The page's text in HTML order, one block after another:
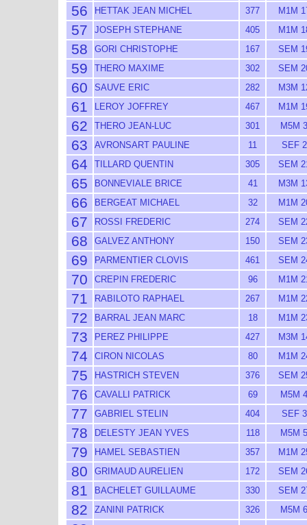
56 HETTAK JEAN MICHEL 377 M1M
57 JOSEPH STEPHANE 405 M1M
58 GORI CHRISTOPHE 167 SEM
59 THERO MAXIME 302 SEM
60 SAUVE ERIC 282 M3M
61 LEROY JOFFREY 467 M1M
62 THERO JEAN-LUC 301 M5M 3
63 AVRONSART PAULINE 11 SEF 2
64 TILLARD QUENTIN 305 SEM
65 BONNEVIALE BRICE 41 M3M
66 BERGEAT MICHAEL 32 M1M
67 ROSSI FREDERIC 274 SEM
68 GALVEZ ANTHONY 150 SEM
69 PARMENTIER CLOVIS 461 SEM
70 CREPIN FREDERIC 96 M1M
71 RABILOTO RAPHAEL 267 M1M
72 BARRAL JEAN MARC 18 M1M
73 PEREZ PHILIPPE 427 M3M
74 CIRON NICOLAS 80 M1M
75 HASTRICH STEVEN 376 SEM
76 CAVALLI PATRICK 69 M5M 4
77 GABRIEL STELIN 404 SEF 3
78 DELESTY JEAN YVES 118 M5M 5
79 HAMEL SEBASTIEN 357 M1M
80 GRIMAUD AURELIEN 172 SEM
81 BACHELET GUILLAUME 330 SEM
82 ZANINI PATRICK 326 M5M 6